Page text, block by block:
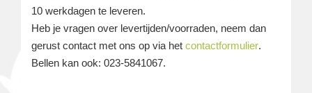
10 werkdagen te leveren.
Heb je vragen over levertijden/voorraden, neem dan
gerust contact met ons op via het contactformulier.
Bellen kan ook: 023-5841067.